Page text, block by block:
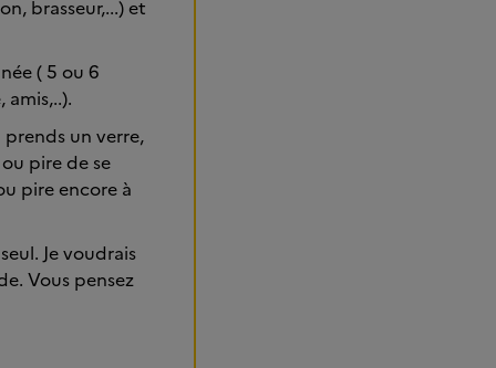
brasseur,...) et
( 5 ou 6
un verre,
pire de se
pire encore à
Je voudrais
Vous pensez